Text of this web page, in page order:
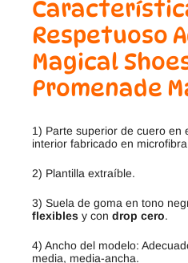
Respetuoso
Magical
Promenade
1) Parte superior de cuero en
interior fabricado en microfibra
2) Plantilla extraíble.
3) Suela de goma en tono
flexibles y con drop cero.
4) Ancho del modelo:
media, media-ancha.